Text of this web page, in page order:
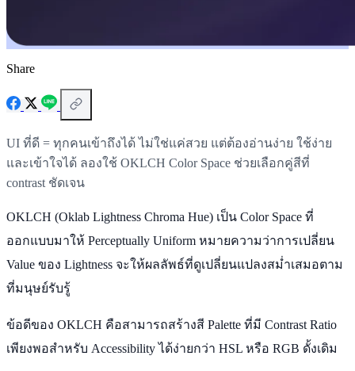
Share
UI ที่ดี = ทุกคนเข้าถึงได้ ไม่ใช่แค่สวย แต่ต้องอ่านง่าย ใช้ง่าย
และเข้าใจได้ ลองใช้ OKLCH Color Space ช่วยเลือกคู่สีที่
contrast ชัดเจน
OKLCH (Oklab Lightness Chroma Hue) เป็น Color Space ที่
ออกแบบมาให้ Perceptually Uniform หมายความว่าการเปลี่ยน
Value ของ Lightness จะให้ผลลัพธ์ที่ดูเปลี่ยนแปลงสม่ำเสมอตาม
ที่มนุษย์รับรู้
ข้อดีของ OKLCH คือสามารถสร้างสี Palette ที่มี Contrast Ratio
เพียงพอสำหรับ Accessibility ได้ง่ายกว่า HSL หรือ RGB ดั้งเดิม